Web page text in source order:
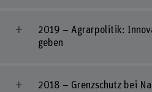
2019 – Agrarpolitik:
geben
2018 – Grenzschutz bei